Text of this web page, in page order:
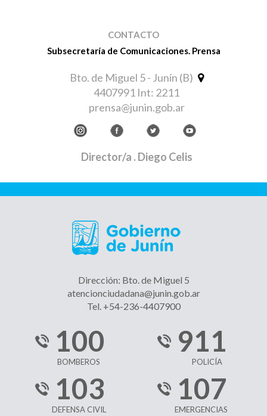
CONTACTO
Subsecretaría de Comunicaciones. Prensa
Bto. de Miguel 5 - Junín (B)
4407991 Int: 2211
prensa@junin.gob.ar
Director/a . Diego Celis
Dirección: Bto. de Miguel 5
atencionciudadana@junin.gob.ar
Tel. +54-236-4407900
100
BOMBEROS
911
POLICÍA
103
DEFENSA CIVIL
107
EMERGENCIAS